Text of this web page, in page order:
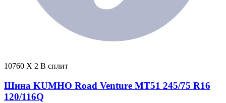
10760 X 2 В сплит
Шина KUMHO Road Venture MT51 245/75 R16
120/116Q